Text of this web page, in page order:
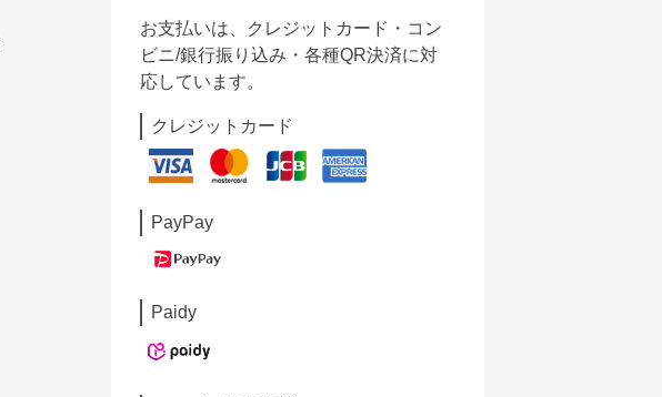
お支払いは、クレジットカード・コン
ビニ/銀行振り込み・各種QR決済に対
応しています。
クレジットカード
PayPay
Paidy